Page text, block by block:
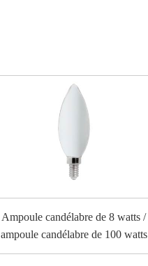
Ampoule candélabre de 8 watts /
ampoule candélabre de 100 watts